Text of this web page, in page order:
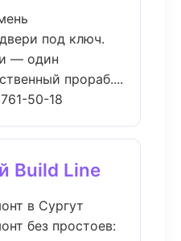
под ключ.
— один
прораб....
50-18
Build Line
в Сургут
без простоев: